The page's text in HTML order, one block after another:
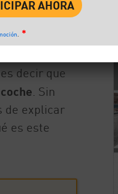
decir que
. Sin
de explicar
es este
. *